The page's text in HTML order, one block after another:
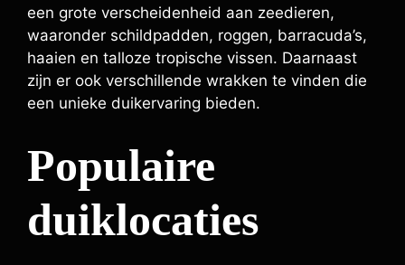
een grote verscheidenheid aan zeedieren,
waaronder schildpadden, roggen, barracuda’s,
haaien en talloze tropische vissen. Daarnaast
zijn er ook verschillende wrakken te vinden die
een unieke duikervaring bieden.
Populaire
duiklocaties